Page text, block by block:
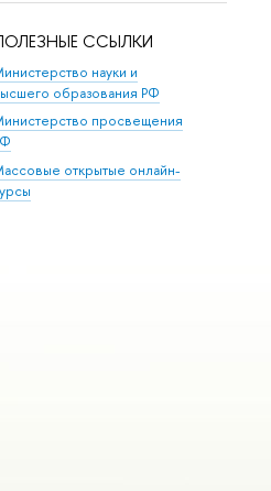
ССЫЛКИ
науки и
образования РФ
просвещения
открытые онлайн-